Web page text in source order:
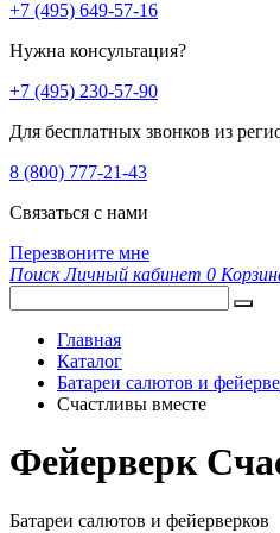
+7 (495) 649-57-16
Нужна консультация?
+7 (495) 230-57-90
Для бесплатных звонков из
8 (800) 777-21-43
Связаться с нами
Перезвоните мне
Поиск Личный кабинет 0
Главная
Каталог
Батареи салютов и
Счастливы вместе
Фейерверк
Батареи салютов и фейерверков